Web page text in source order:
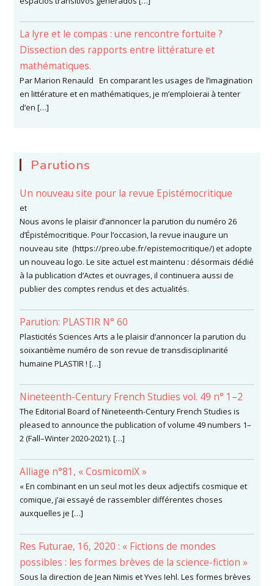
La lyre et le compas : une rencontre fortuite ?
Dissection des rapports entre littérature et
mathématiques.
Par Marion Renauld En comparant les usages de l’imagination
en littérature et en mathématiques, je m’emploierai à tenter
d’en […]
Parutions
Un nouveau site pour la revue Epistémocritique
et
Nous avons le plaisir d’annoncer la parution du numéro 26
d’Épistémocritique. Pour l’occasion, la revue inaugure un
nouveau site (https://preo.ube.fr/epistemocritique/) et adopte
un nouveau logo. Le site actuel est maintenu : désormais dédié
à la publication d’Actes et ouvrages, il continuera aussi de
publier des comptes rendus et des actualités.
Parution: PLASTIR N° 60
Plasticités Sciences Arts a le plaisir d’annoncer la parution du
soixantième numéro de son revue de transdisciplinarité
humaine PLASTIR ! […]
Nineteenth-Century French Studies vol. 49 n° 1–2
The Editorial Board of Nineteenth-Century French Studies is
pleased to announce the publication of volume 49 numbers 1–
2 (Fall–Winter 2020-2021). […]
Alliage n°81, « CosmicomiX »
« En combinant en un seul mot les deux adjectifs cosmique et
comique, j’ai essayé de rassembler différentes choses
auxquelles je […]
Res Futurae, 16, 2020 : « Fictions de mondes
possibles : les formes brèves de la science-fiction »
Sous la direction de Jean Nimis et Yves Iehl. Les formes brèves